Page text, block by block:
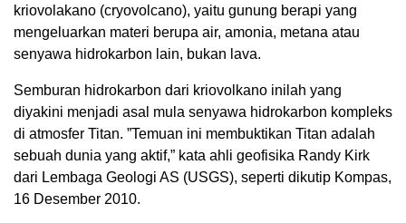
kriovolakano (cryovolcano), yaitu gunung berapi yang
mengeluarkan materi berupa air, amonia, metana atau
senyawa hidrokarbon lain, bukan lava.
Semburan hidrokarbon dari kriovolkano inilah yang
diyakini menjadi asal mula senyawa hidrokarbon kompleks
di atmosfer Titan. ”Temuan ini membuktikan Titan adalah
sebuah dunia yang aktif,” kata ahli geofisika Randy Kirk
dari Lembaga Geologi AS (USGS), seperti dikutip Kompas,
16 Desember 2010.